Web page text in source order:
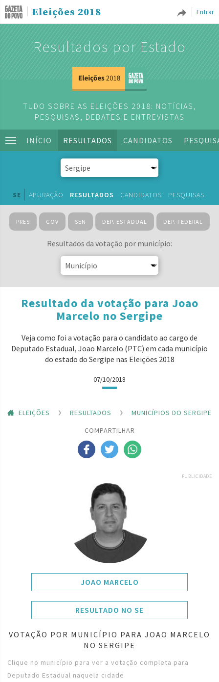
Entrar
Eleições 2018
Resultados por Estado
TUDO SOBRE AS ELEIÇÕES 2018: NOTÍCIAS,
PESQUISAS, DEBATES E ENTREVISTAS
INÍCIO RESULTADOS CANDIDATOS
SE APURAÇÃO RESULTADOS CANDIDATOS PESQUISAS
PRES GOV SEN DEP. ESTADUAL DEP. FEDERAL
Resultados da votação por município:
Resultado da votação para Joao
Marcelo no Sergipe
Veja como foi a votação para o candidato ao cargo de
Deputado Estadual, Joao Marcelo (PTC) em cada município
do estado do Sergipe nas Eleições 2018
07/10/2018
ELEIÇÕES RESULTADOS
MUNICÍPIOS DO SERGIPE
COMPARTILHAR
PUBLICIDADE
JOAO MARCELO
RESULTADO NO SE
VOTAÇÃO POR MUNICÍPIO PARA JOAO MARCELO
NO SERGIPE
Clique no município para ver a votação completa para
Deputado Estadual naquela cidade